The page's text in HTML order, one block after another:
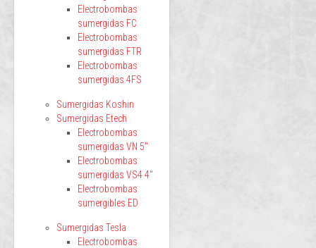
Electrobombas
sumergidas FC
Electrobombas
sumergidas FTR
Electrobombas
sumergidas 4FS
Sumergidas Koshin
Sumergidas Etech
Electrobombas
sumergidas VN 5"
Electrobombas
sumergidas VS4 4"
Electrobombas
sumergibles ED
Sumergidas Tesla
Electrobombas